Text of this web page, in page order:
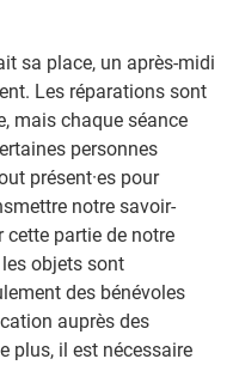
sa place, un après-midi
Les réparations sont
mais chaque séance
personnes
présent·es pour
notre savoir-
partie de notre
objets sont
des bénévoles
auprès des
plus, il est nécessaire